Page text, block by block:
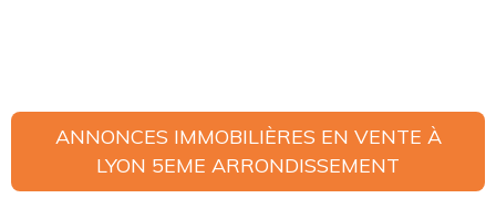
ANNONCES IMMOBILIÈRES EN VENTE À
LYON 5EME ARRONDISSEMENT